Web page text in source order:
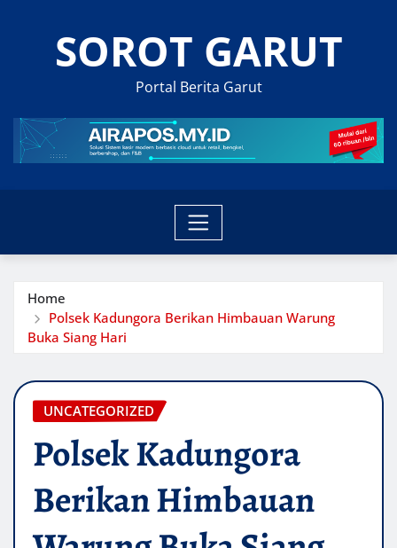
SOROT GARUT
Portal Berita Garut
Home
Polsek Kadungora Berikan Himbauan Warung
Buka Siang Hari
UNCATEGORIZED
Polsek Kadungora
Berikan Himbauan